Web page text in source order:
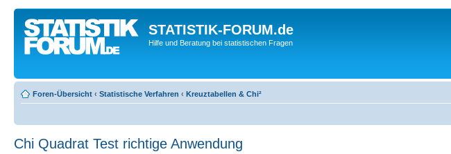
STATISTIK-FORUM.de
Hilfe und Beratung bei statistischen Fragen
Foren-Übersicht ‹ Statistische Verfahren ‹ Kreuztabellen & Chi²
Chi Quadrat Test richtige Anwendung